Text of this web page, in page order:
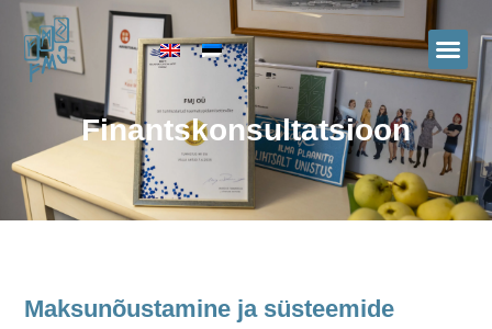
Finantskonsultatsioon
Maksunõustamine ja süsteemide